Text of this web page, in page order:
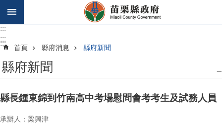
跳到主要內容區塊
:::
:::
::: 首頁 縣府消息 縣府新聞
縣府新聞
縣長鍾東錦到竹南高中考場慰問會考考生及試務人員
承辦人：梁興津